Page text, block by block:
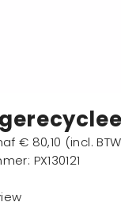
€ 80,10 (incl.
: PX130121